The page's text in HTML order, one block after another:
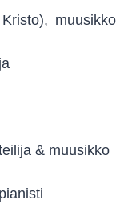
muusikko
& muusikko